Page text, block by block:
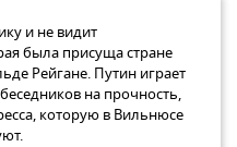
и не видит
была присуща стране
Рейгане. Путин играет
на прочность,
которую в Вильнюсе